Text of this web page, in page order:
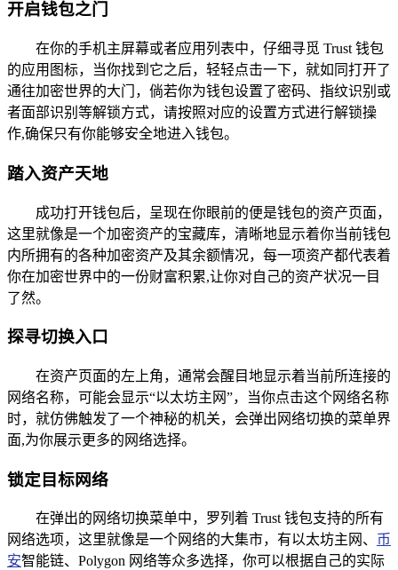
开启钱包之门
在你的手机主屏幕或者应用列表中，仔细寻觅 Trust 钱包
的应用图标，当你找到它之后，轻轻点击一下，就如同打开了
通往加密世界的大门，倘若你为钱包设置了密码、指纹识别或
者面部识别等解锁方式，请按照对应的设置方式进行解锁操
作,确保只有你能够安全地进入钱包。
踏入资产天地
成功打开钱包后，呈现在你眼前的便是钱包的资产页面，
这里就像是一个加密资产的宝藏库，清晰地显示着你当前钱包
内所拥有的各种加密资产及其余额情况，每一项资产都代表着
你在加密世界中的一份财富积累,让你对自己的资产状况一目
了然。
探寻切换入口
在资产页面的左上角，通常会醒目地显示着当前所连接的
网络名称，可能会显示“以太坊主网”，当你点击这个网络名称
时，就仿佛触发了一个神秘的机关，会弹出网络切换的菜单界
面,为你展示更多的网络选择。
锁定目标网络
在弹出的网络切换菜单中，罗列着 Trust 钱包支持的所有
网络选项，这里就像是一个网络的大集市，有以太坊主网、
币
安智能链、Polygon 网络等众多选择，你可以根据自己的实际